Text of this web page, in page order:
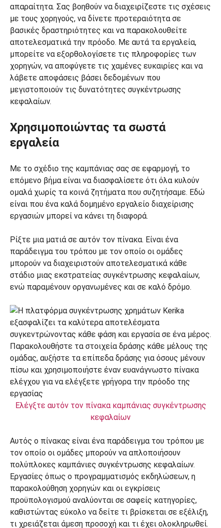
απαραίτητα. Σας βοηθούν να διαχειρίζεστε τις σχέσεις
με τους χορηγούς, να δίνετε προτεραιότητα σε
βασικές δραστηριότητες και να παρακολουθείτε
αποτελεσματικά την πρόοδο. Με αυτά τα εργαλεία,
μπορείτε να εξορθολογίσετε τις πληροφορίες των
χορηγών, να αποφύγετε τις χαμένες ευκαιρίες και να
λάβετε αποφάσεις βάσει δεδομένων που
μεγιστοποιούν τις δυνατότητες συγκέντρωσης
κεφαλαίων.
Χρησιμοποιώντας τα σωστά
εργαλεία
Με το σχέδιο της καμπάνιας σας σε εφαρμογή, το
επόμενο βήμα είναι να διασφαλίσετε ότι όλα κυλούν
ομαλά χωρίς τα κοινά ζητήματα που συζητήσαμε. Εδώ
είναι που ένα καλά δομημένο εργαλείο διαχείρισης
εργασιών μπορεί να κάνει τη διαφορά.
Ρίξτε μια ματιά σε αυτόν τον πίνακα. Είναι ένα
παράδειγμα του τρόπου με τον οποίο οι ομάδες
μπορούν να διαχειριστούν αποτελεσματικά κάθε
στάδιο μιας εκστρατείας συγκέντρωσης κεφαλαίων,
ενώ παραμένουν οργανωμένες και σε καλό δρόμο.
Ελέγξτε αυτόν τον πίνακα καμπάνιας συγκέντρωσης
κεφαλαίων
Αυτός ο πίνακας είναι ένα παράδειγμα του τρόπου με
τον οποίο οι ομάδες μπορούν να απλοποιήσουν
πολύπλοκες καμπάνιες συγκέντρωσης κεφαλαίων.
Εργασίες όπως ο προγραμματισμός εκδηλώσεων, η
παρακολούθηση χορηγών και οι εγκρίσεις
προϋπολογισμού αναλύονται σε σαφείς κατηγορίες,
καθιστώντας εύκολο να δείτε τι βρίσκεται σε εξέλιξη,
τι χρειάζεται άμεση προσοχή και τι έχει ολοκληρωθεί.